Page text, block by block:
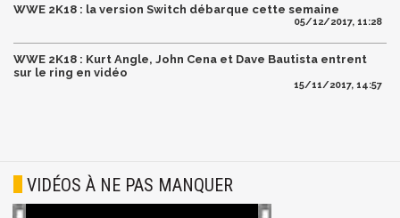
WWE 2K18 : la version Switch débarque cette semaine
05/12/2017, 11:28
WWE 2K18 : Kurt Angle, John Cena et Dave Bautista entrent
sur le ring en vidéo
15/11/2017, 14:57
VIDÉOS À NE PAS MANQUER